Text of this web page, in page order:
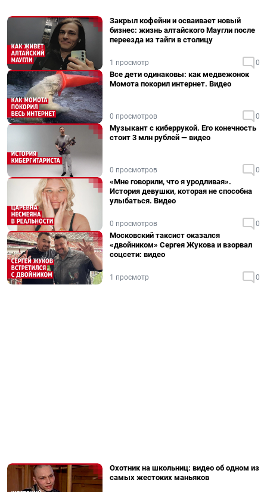
Закрыл кофейни и осваивает новый
бизнес: жизнь алтайского Маугли после
переезда из тайги в столицу
1 просмотр 0
Все дети одинаковы: как медвежонок
Момота покорил интернет. Видео
0 просмотров 0
Музыкант с киберрукой. Его конечность
стоит 3 млн рублей — видео
0 просмотров 0
«Мне говорили, что я уродливая».
История девушки, которая не способна
улыбаться. Видео
0 просмотров 0
Московский таксист оказался
«двойником» Сергея Жукова и взорвал
соцсети: видео
1 просмотр 0
Охотник на школьниц: видео об одном из
самых жестоких маньяков